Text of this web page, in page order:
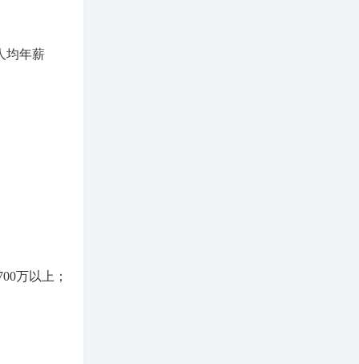
均年薪
万以上；